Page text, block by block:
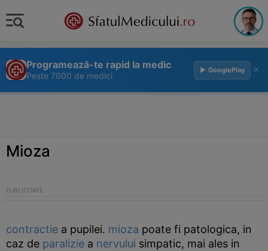
Programează-te rapid la medic
Peste 7000 de medici
▶ GooglePlay ×
Mioza
contractie a pupilei. mioza poate fi patologica, in
caz de paralizie a nervului simpatic, mai ales in